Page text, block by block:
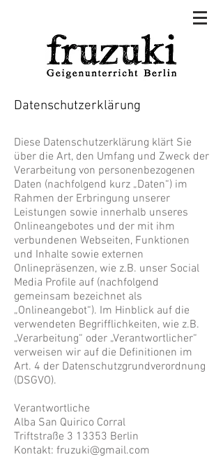
Datenschutzerklärung
Diese Datenschutzerklärung klärt Sie
über die Art, den Umfang und Zweck der
Verarbeitung von personenbezogenen
Daten (nachfolgend kurz „Daten“) im
Rahmen der Erbringung unserer
Leistungen sowie innerhalb unseres
Onlineangebotes und der mit ihm
verbundenen Webseiten, Funktionen
und Inhalte sowie externen
Onlinepräsenzen, wie z.B. unser Social
Media Profile auf (nachfolgend
gemeinsam bezeichnet als
„Onlineangebot“). Im Hinblick auf die
verwendeten Begrifflichkeiten, wie z.B.
„Verarbeitung“ oder „Verantwortlicher“
verweisen wir auf die Definitionen im
Art. 4 der Datenschutzgrundverordnung
(DSGVO).
Verantwortliche
Alba San Quirico Corral
Triftstraße 3 13353 Berlin
Kontakt: fruzuki@gmail.com